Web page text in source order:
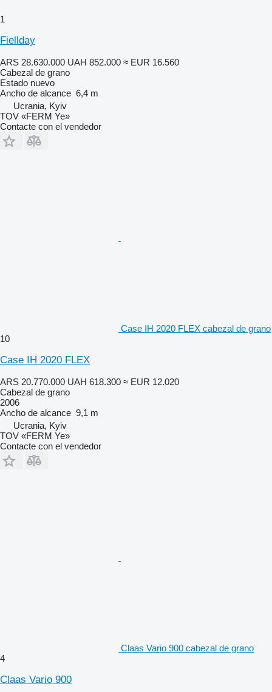
1
Fiellday
ARS 28.630.000 UAH 852.000 ≈ EUR 16.560
Cabezal de grano
Estado nuevo
Ancho de alcance 6,4 m
Ucrania, Kyiv
TOV «FERM Ye»
Contacte con el vendedor
Case IH 2020 FLEX cabezal de grano
10
Case IH 2020 FLEX
ARS 20.770.000 UAH 618.300 ≈ EUR 12.020
Cabezal de grano
2006
Ancho de alcance 9,1 m
Ucrania, Kyiv
TOV «FERM Ye»
Contacte con el vendedor
Claas Vario 900 cabezal de grano
4
Claas Vario 900